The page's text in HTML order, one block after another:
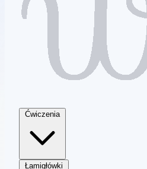
Ćwiczenia
Łamigłówki